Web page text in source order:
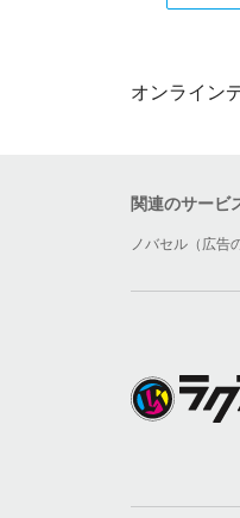
オンライン
関連のサービ
ノバセル（広告